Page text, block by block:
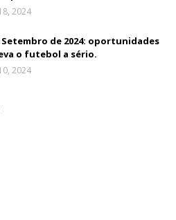
2024
Setembro de 2024: oportunidades
o futebol a sério.
2024